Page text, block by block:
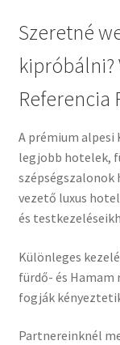
Szeretné
kipróbálni?
Referencia
A prémium
legjobb hotelek,
szépségszalonok
vezető luxus
és
Különleges
fürdő- és
fogják
Partnereinknél